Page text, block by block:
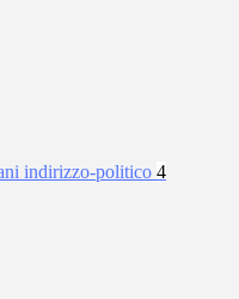
indirizzo-politico 4